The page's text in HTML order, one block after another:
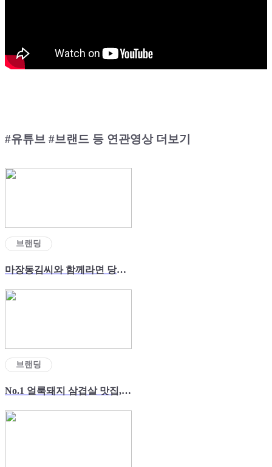
#유튜브 #브랜드 등 연관영상 더보기
브랜딩
마장동김씨와 함께라면 당신도 성공신화의 주인공!
브랜딩
No.1 얼룩돼지 삼겹살 맛집, 마장동김씨